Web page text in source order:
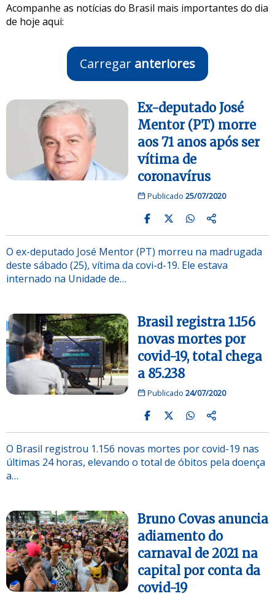
Acompanhe as notícias do Brasil mais importantes do dia
de hoje aqui:
Carregar anteriores
Ex-deputado José
Mentor (PT) morre
aos 71 anos após ser
vítima de
coronavírus
Publicado 25/07/2020
O ex-deputado José Mentor (PT) morreu na madrugada
deste sábado (25), vítima da covi-d-19. Ele estava
internado na Unidade de…
Brasil registra 1.156
novas mortes por
covid-19, total chega
a 85.238
Publicado 24/07/2020
O Brasil registrou 1.156 novas mortes por covid-19 nas
últimas 24 horas, elevando o total de óbitos pela doença
a…
Bruno Covas anuncia
adiamento do
carnaval de 2021 na
capital por conta da
covid-19